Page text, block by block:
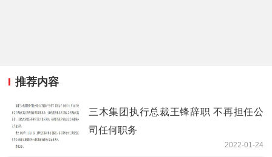
推荐内容
三木集团执行总裁王锋辞职 不再担任公
司任何职务
2022-01-24